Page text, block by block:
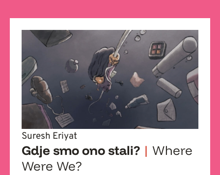
Suresh Eriyat
Gdje smo ono stali? | Where
Were We?